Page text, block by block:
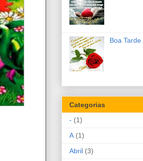
Boa
Categorias
- (1)
A (1)
Abril (3)